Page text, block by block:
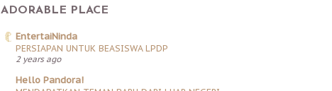
ADORABLE PLACE
EntertaiNinda
PERSIAPAN UNTUK BEASISWA LPDP
2 years ago
Hello Pandora!